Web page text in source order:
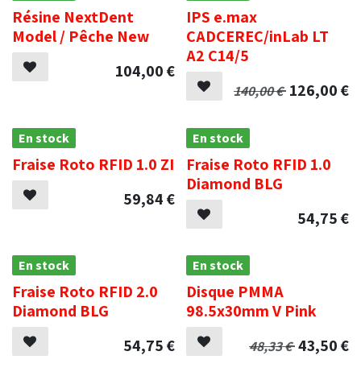
Résine NextDent
Model / Pêche New
104,00€
Promotion
IPS e.max
CADCEREC/inLab LT
A2 C14/5
140,00€ 126,00€
En stock
Fraise Roto RFID 1.0 ZI
59,84€
En stock
Fraise Roto RFID 1.0
Diamond BLG
54,75€
En stock
Fraise Roto RFID 2.0
Diamond BLG
54,75€
En stock
Disque PMMA
98.5x30mm V Pink
48,33€ 43,50€